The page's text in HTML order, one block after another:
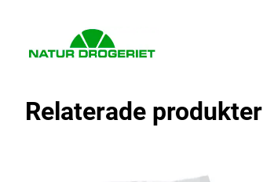
Relaterade produkter